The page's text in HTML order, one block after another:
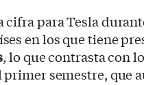
para Tesla
en los que tiene
, lo que contrasta con
primer semestre, que